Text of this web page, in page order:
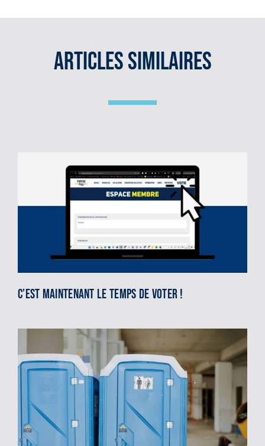
Articles Similaires
C’est maintenant le temps de voter !